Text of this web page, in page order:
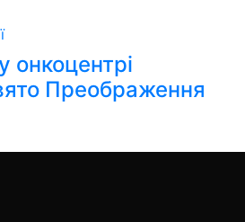
онкоцентрі
Преображення